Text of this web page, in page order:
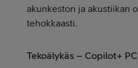
akunkeston ja akustiikan
tehokkaasti.
Tekoälykäs – Copilot+